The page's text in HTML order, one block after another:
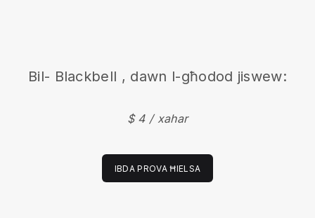
Bil- Blackbell , dawn l-għodod jiswew:
$ 4 / xahar
IBDA PROVA ĦIELSA